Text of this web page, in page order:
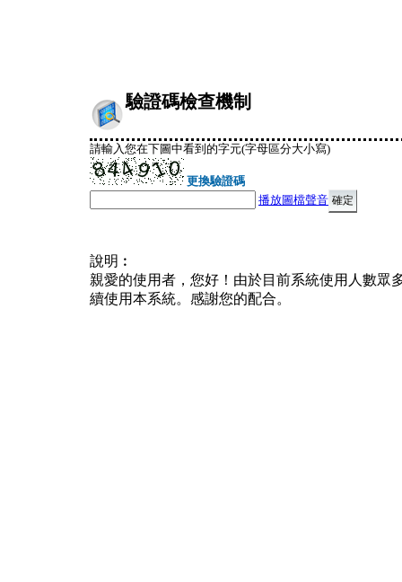
驗證碼檢查機制
請輸入您在下圖中看到的字元(字母區分大小寫)
更換驗證碼
播放圖檔聲音
說明︰
親愛的使用者，您好！由於目前系統使用人數眾
續使用本系統。感謝您的配合。